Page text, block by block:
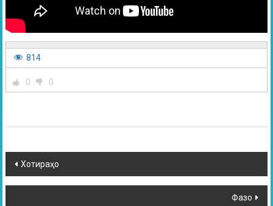
814
0 0
Хотираҳо
Фазо